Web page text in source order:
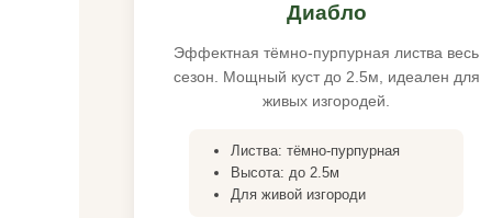
Диабло
Эффектная тёмно-пурпурная листва весь
сезон. Мощный куст до 2.5м, идеален для
живых изгородей.
Листва: тёмно-пурпурная
Высота: до 2.5м
Для живой изгороди